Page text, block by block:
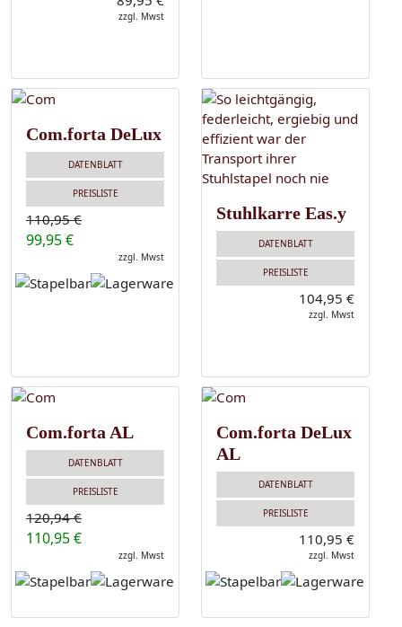
zzgl. Mwst
Com.forta DeLux
DATENBLATT
PREISLISTE
110,95 €
99,95 €
zzgl. Mwst
Stuhlkarre Eas.y
DATENBLATT
PREISLISTE
104,95 €
zzgl. Mwst
Com.forta AL
DATENBLATT
PREISLISTE
120,94 €
110,95 €
zzgl. Mwst
Com.forta DeLux
AL
DATENBLATT
PREISLISTE
110,95 €
zzgl. Mwst